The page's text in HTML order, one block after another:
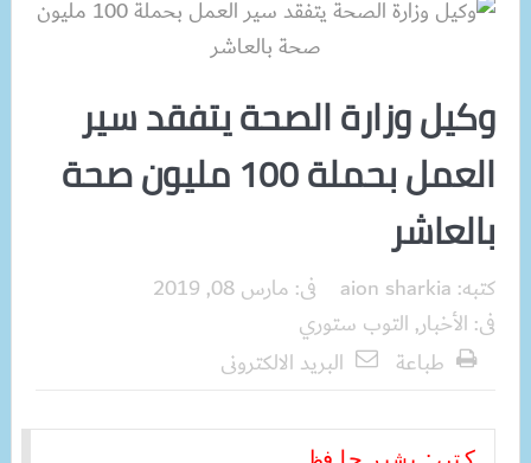
وكيل وزارة الصحة يتفقد سير
العمل بحملة 100 مليون صحة
بالعاشر
كتبه: aion sharkia فى: مارس 08, 2019
فى: الأخبار, التوب ستوري
طباعة
البريد الالكترونى